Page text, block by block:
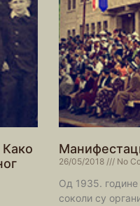
26/05/2018 No
Од 1935.
соколи су